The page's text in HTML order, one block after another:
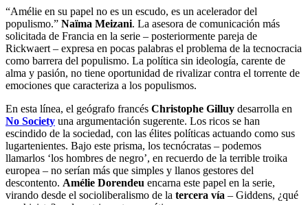
“Amélie en su papel no es un escudo, es un acelerador del
populismo.” Naïma Meizani. La asesora de comunicación más
solicitada de Francia en la serie – posteriormente pareja de
Rickwaert – expresa en pocas palabras el problema de la tecnocracia
como barrera del populismo. La política sin ideología, carente de
alma y pasión, no tiene oportunidad de rivalizar contra el torrente de
emociones que caracteriza a los populismos.
En esta línea, el geógrafo francés Christophe Gilluy desarrolla en
No Society una argumentación sugerente. Los ricos se han
escindido de la sociedad, con las élites políticas actuando como sus
lugartenientes. Bajo este prisma, los tecnócratas – podemos
llamarlos ‘los hombres de negro’, en recuerdo de la terrible troika
europea – no serían más que simples y llanos gestores del
descontento. Amélie Dorendeu encarna este papel en la serie,
virando desde el socioliberalismo de la tercera vía – Giddens, ¿qué